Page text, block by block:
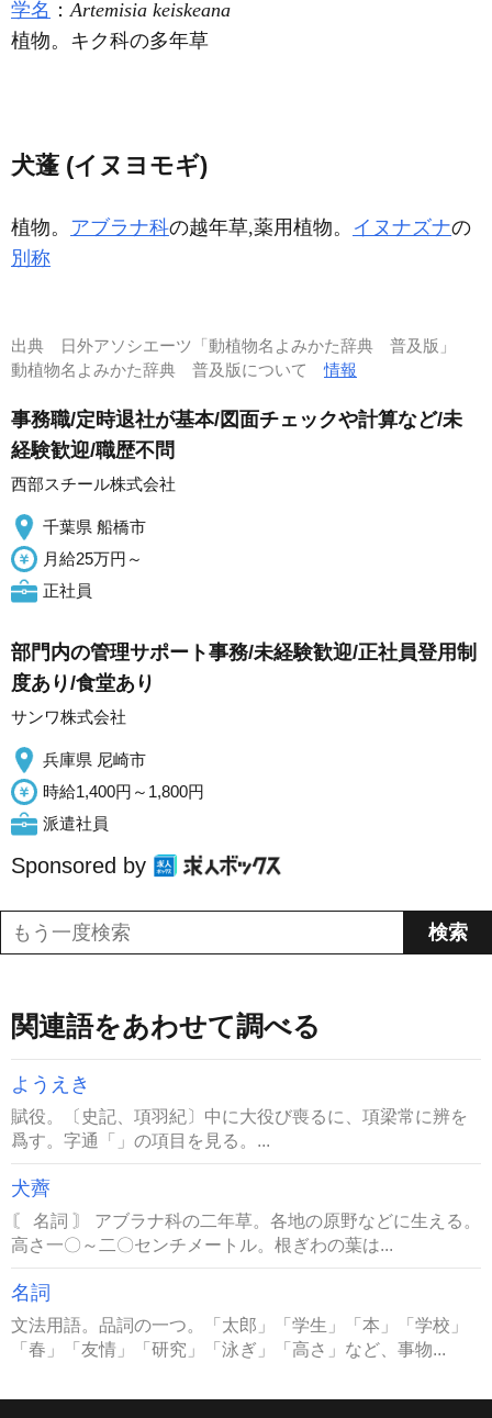
学名 ： Artemisia keiskeana
植物。キク科の多年草
犬蓬 (イヌヨモギ)
植物。 アブラナ科の越年草,薬用植物。 イヌナズナの
別称
出典
日外アソシエーツ「動植物名よみかた辞典 普及版」
動植物名よみかた辞典 普及版について情報
事務職/定時退社が基本/図面チェックや計算など/未
経験歓迎/職歴不問
西部スチール株式会社
千葉県 船橋市
月給25万円～
正社員
部門内の管理サポート事務/未経験歓迎/正社員登用制
度あり/食堂あり
サンワ株式会社
兵庫県 尼崎市
時給1,400円～1,800円
派遣社員
Sponsored by
関連語をあわせて調べる
ようえき
賦役。〔史記、項羽紀〕中に大役び喪るに、項梁常に辨を
爲す。字通「」の項目を見る。...
犬薺
〘 名詞 〙 アブラナ科の二年草。各地の原野などに生える。
高さ一〇～二〇センチメートル。根ぎわの葉は...
名詞
文法用語。品詞の一つ。「太郎」「学生」「本」「学校」
「春」「友情」「研究」「泳ぎ」「高さ」など、事物...